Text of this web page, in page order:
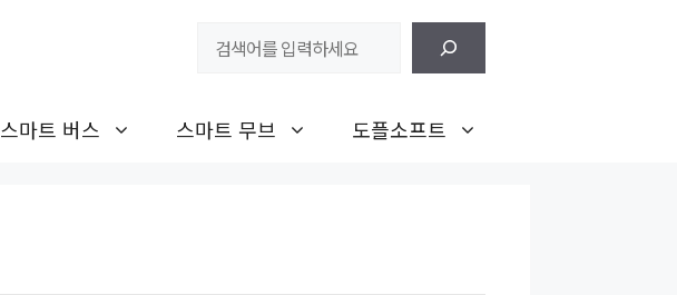
마트 버스 스마트 무브 도플소프트